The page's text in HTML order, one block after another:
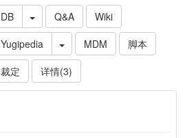
DB Q&A
Wiki
Yugipedia
MDM
脚本
裁定
详情(3)